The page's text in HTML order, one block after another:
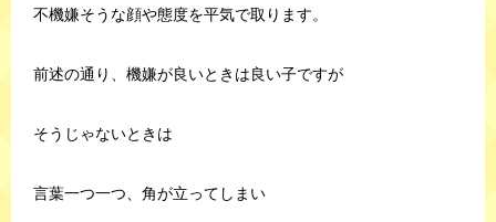
不機嫌そうな顔や態度を平気で取ります。
前述の通り、機嫌が良いときは良い子ですが
そうじゃないときは
言葉一つ一つ、角が立ってしまい